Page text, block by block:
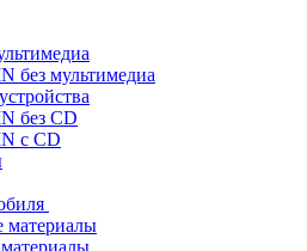
без мультимедиа
без CD
с CD